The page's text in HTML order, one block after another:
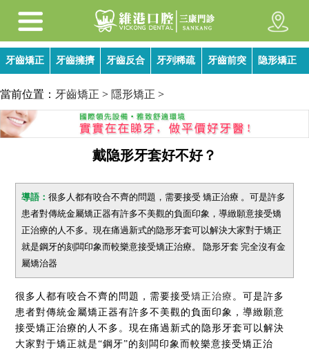
牙齒矯正 牙齒擁擠 牙齒反合 牙列稀疏 牙齒前突 隐形矯正
當前位置： 牙齒矯正 > 隱形矯正 >
戴隐形牙套好不好？
導語：很多人都有咬合不齊的問題，需要接受 矯正治療 。可是許多
患者對傳統金屬矯正器有許多不美觀的負面印象，導緻願意接受矯
正治療的人不多。現在痛過新式的隐形牙套可以解決大家對于矯正
就是鋼牙的刻闆印象而較樂意接受矯正治療。 隐形牙套 完全沒有金
屬矯治器
很多人都有咬合不齊的問題，需要接受矯正治療 。可是許多
患者對傳統金屬矯正器有許多不美觀的負面印象，導緻願意
接受矯正治療的人不多。現在痛過新式的隐形牙套可以解決
大家對于矯正就是“鋼牙”的刻闆印象而較樂意接受矯正治